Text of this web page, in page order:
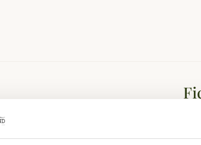
Fuseau Arthur pour la chasse et l'après-chasse, au
situations de chasse au petit comme au grand